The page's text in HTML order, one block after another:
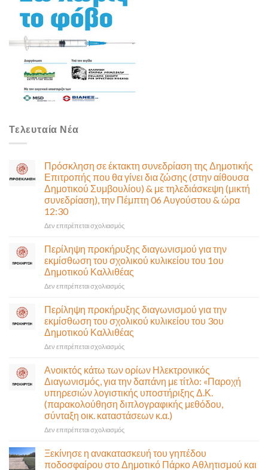
Τελευταία Νέα
Πρόσκληση σε έκτακτη συνεδρίαση της Δημοτικής
Επιτροπής που θα γίνει δια ζώσης (στην αίθουσα
Δημοτικού Συμβουλίου) & με τηλεδιάσκεψη (μικτή
συνεδρίαση), την Πέμπτη 06 Αυγούστου & ώρα
12:30
Δεν επιτρέπεται σχολιασμόςστο
σε
έκτακτη
συνεδρίαση
της
Δημοτικής
που
θα
γίνει
δια
ζώσης
αίθουσα
Δημοτικού
Συμβουλίου)
&
με
τηλεδιάσκεψη
(μικτή
Πέμπτη
Περίληψη προκήρυξης διαγωνισμού για την
εκμίσθωση του σχολικού κυλικείου του 1ου
Δημοτικού Καλλιθέας
Δεν επιτρέπεται σχολιασμόςστο
προκήρυξης
διαγωνισμού
για
την
εκμίσθωση
σχολικού
κυλικείου
του
1ου
Δημοτικού
Καλλιθέας
Περίληψη προκήρυξης διαγωνισμού για την
εκμίσθωση του σχολικού κυλικείου του 3ου
Δημοτικού Καλλιθέας
Δεν επιτρέπεται σχολιασμόςστο
προκήρυξης
διαγωνισμού
για
την
εκμίσθωση
του
σχολικού
3ου
Δημοτικού
Ανοικτός κάτω των ορίων Ηλεκτρονικός
Διαγωνισμός, για την δαπάνη με τίτλο: «Παροχή
υπηρεσιών λογιστικής υποστήριξης Δ.Κ.
(παρακολούθηση διπλογραφικής μεθόδου,
σύνταξη οικ. καταστάσεων κ.α.)
Δεν επιτρέπεται σχολιασμόςστο
των
Ξεκίνησε η ανακατασκευή του γηπέδου
ποδοσφαίρου στο Δημοτικό Πάρκο Αθλητισμού και